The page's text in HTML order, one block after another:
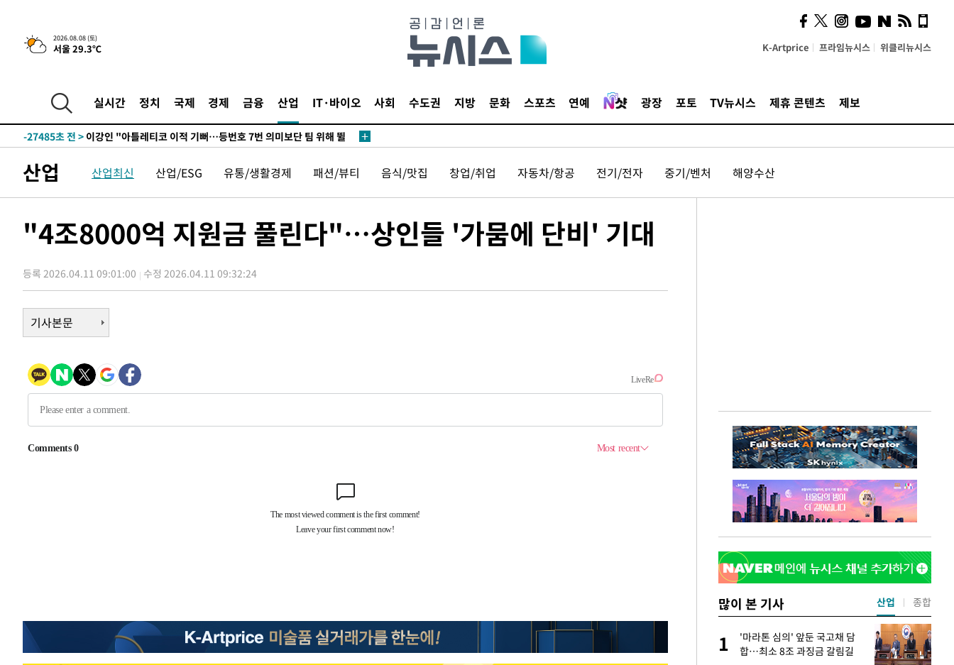
2026.08.08 (토)
서울 29.3℃ K-Artprice 프라임뉴시스 위클리뉴시스
실시간 정치 국제 경제 금융 산업 IT·바이오 사회 수도권 지방 문화 스포츠 연예 광장 포토 TV뉴시스 제휴 콘텐츠 제보
6시간 전 >[속보]뉴욕증시 상승 마감…S&P 0.6% 나스닥 1.3%↑
한민수·김용 순
-28669초 전 >
[속보]김민석, 與 전대 당원투표 누적 득표율 45.42%로 1위… 정
청래 44.56%
-27951초 전 >
42.08%·宋 10.17%
-27485초 전 > 이강인 "아틀레티코 이적 기뻐…등번호 7번 의미보단 팀 위해 뛸
-21194초 전 >
낮 최고 35도 '무더위'…동해안 시간당 30㎜ '강한 비'[내일날씨]
-20464초 전 >[속보]이강인 "감독님이 원하는 마음 느꼈고, 많은 트로피 원해 아
-19215초 전 >온열질환 사망자 3명 늘어…누적 환자 3000명 돌파
-9267초 전 >백운산서 80년근 천종산삼 9뿌리 발견…감정가 1.3억원
-6977초 전 >선재도서 해루질 나섰다 실종 60대, 닷새 만에 숨진 채 발견
-4511초 전 >
-3887초 전 >여수 오동도 해상서 모터보트 전복…1명 사망·1명 실종
날씨]
47분 전 >축구협회 "압수수색·성접대 논란 사과…쇄신의 기회로 삼겠다"
1시간 전 >[속보]'압수수색·성접대 논란' 축구협회 "실망과 걱정 안겨드려 죄송"
4시간 전 >'최고 37도' 폭염 지속…강원동해안 최대 150㎜ 비
-28716초 전 >
이강인 "아틀레티코 이적 기뻐…등번호 7번 의미보단 팀 위해 뛸
[속보]與 당대표 경선, 제주·인천 권리당원 투표 김민석 승리
-13160초 전 >
강릉에 시간당 81.4㎜ 물폭탄…도로 잠기고 담벼락 붕괴
-9267초 전 >백운산서 80년근 천종산삼 9뿌리 발견…감정가 1.3억원
산업 산업최신 산업/ESG 유통/생활경제 패션/뷰티 음식/맛집 창업/취업 자동차/항공 전기/전자 중기/벤처 해양수산
"4조8000억 지원금 풀린다"…상인들 '가뭄에 단비' 기대
등록 2026.04.11 09:01:00 수정 2026.04.11 09:32:24
기사본문
많이 본 기사
오세훈 "용산공원 아파트, 노
무현·문재인 철학 뒤집는 것"
1
'마라톤 심의' 앞둔 국고채 담
합…최소 8조 과징금 갈림길
산업 종합